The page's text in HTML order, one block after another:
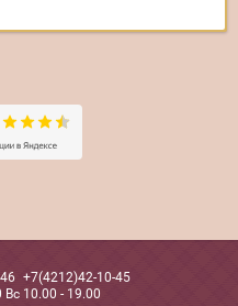
+7(4212)42-10-45
10.00 - 19.00